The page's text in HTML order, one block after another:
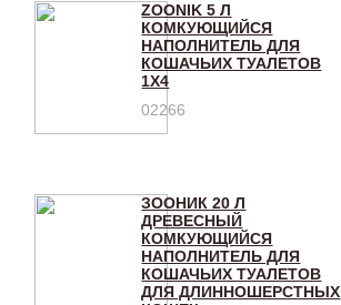
ZOONIK 5 Л
КОМКУЮЩИЙСЯ
НАПОЛНИТЕЛЬ ДЛЯ
КОШАЧЬИХ ТУАЛЕТОВ
1Х4
02266
ЗООНИК 20 Л
ДРЕВЕСНЫЙ
КОМКУЮЩИЙСЯ
НАПОЛНИТЕЛЬ ДЛЯ
КОШАЧЬИХ ТУАЛЕТОВ
ДЛЯ ДЛИННОШЕРСТНЫХ